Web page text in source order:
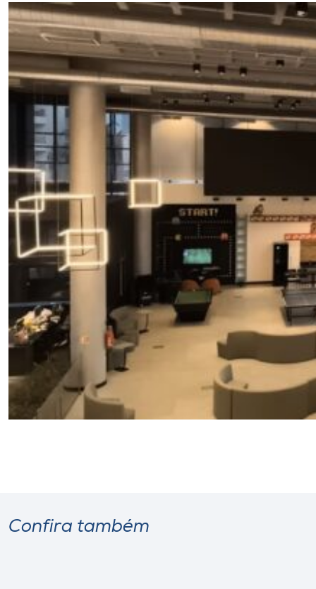
Confira também